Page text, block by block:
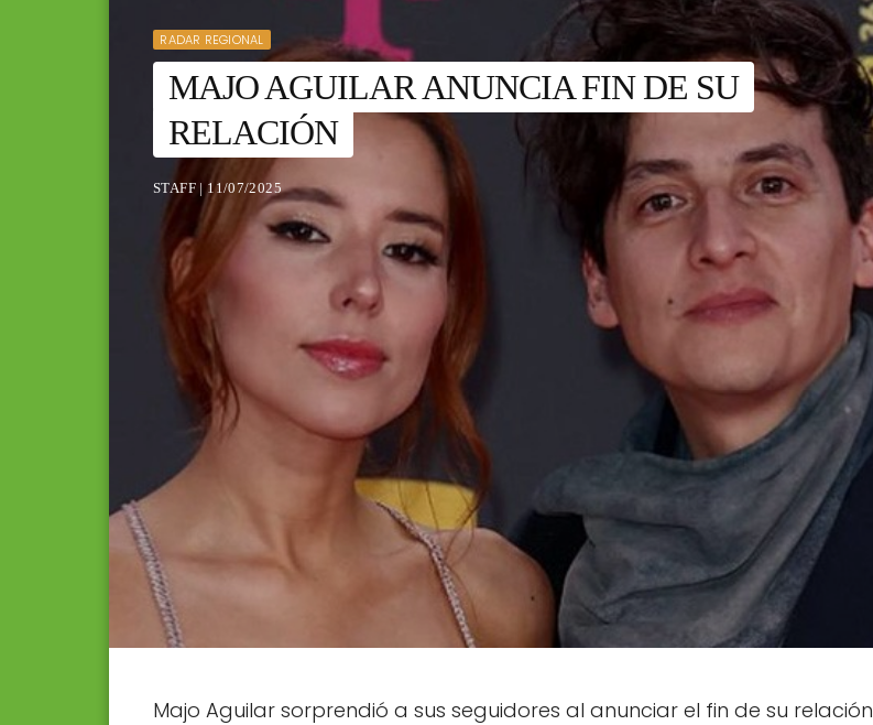
RADAR REGIONAL
MAJO AGUILAR ANUNCIA FIN DE SU
RELACIÓN
STAFF | 11/07/2025
Majo Aguilar sorprendió a sus seguidores al anunciar el fin de su relación